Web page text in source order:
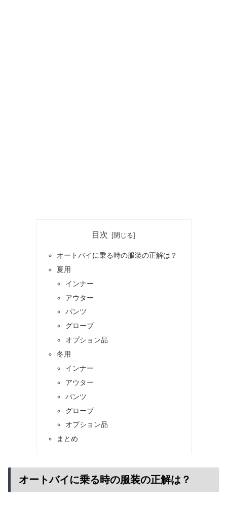
目次
オートバイに乗る時の服装の正解は？
夏用
インナー
アウター
パンツ
グローブ
オプション品
冬用
インナー
アウター
パンツ
グローブ
オプション品
まとめ
オートバイに乗る時の服装の正解は？